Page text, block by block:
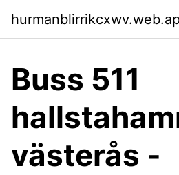
Buss 511
västerås -